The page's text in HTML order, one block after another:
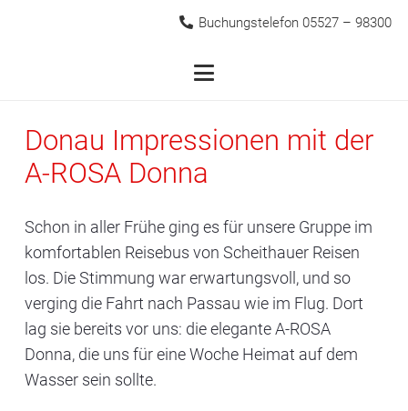
Buchungstelefon 05527 – 98300
Donau Impressionen mit der
A-ROSA Donna
Schon in aller Frühe ging es für unsere Gruppe im
komfortablen Reisebus von Scheithauer Reisen
los. Die Stimmung war erwartungsvoll, und so
verging die Fahrt nach Passau wie im Flug. Dort
lag sie bereits vor uns: die eleganteA-ROSA
Donna, die uns für eine Woche Heimat auf dem
Wasser sein sollte.